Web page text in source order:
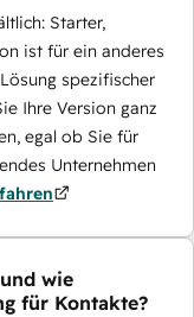
Starter,
ist für ein anderes
spezifischer
Ihre Version ganz
egal ob Sie für
Unternehmen
wie
für Kontakte?